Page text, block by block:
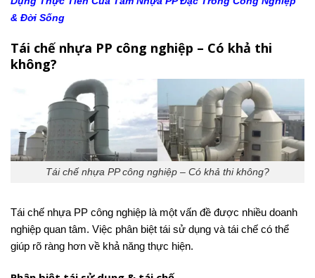
& Đời Sống
Tái chế nhựa PP công nghiệp – Có khả thi
không?
Tái chế nhựa PP công nghiệp – Có khả thi không?
Tái chế nhựa PP công nghiệp là một vấn đề được nhiều doanh
nghiệp quan tâm. Việc phân biệt tái sử dụng và tái chế có thể
giúp rõ ràng hơn về khả năng thực hiện.